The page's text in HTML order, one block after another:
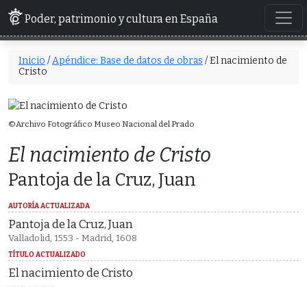
Poder, patrimonio y cultura en España
Inicio /Apéndice: Base de datos de obras / El nacimiento de
Cristo
El nacimiento de Cristo
Pantoja de la Cruz, Juan
AUTORÍA ACTUALIZADA
Pantoja de la Cruz, Juan
Valladolid, 1553 - Madrid, 1608
TÍTULO ACTUALIZADO
El nacimiento de Cristo
©Archivo Fotográfico Museo Nacional del Prado